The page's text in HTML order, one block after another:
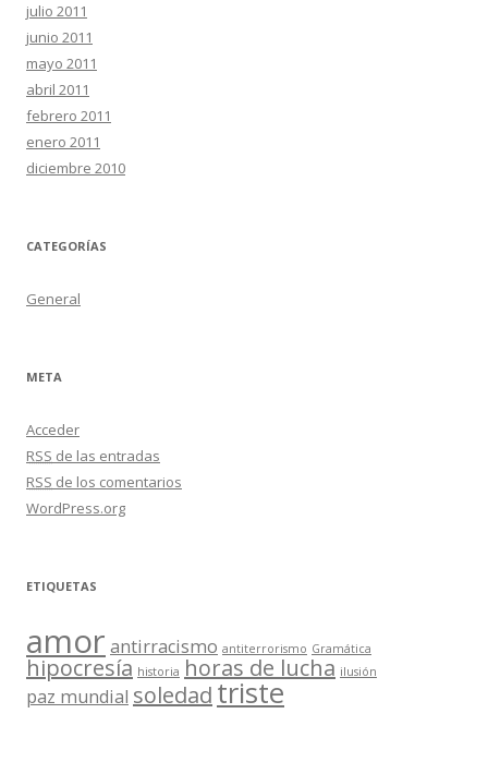
julio 2011
junio 2011
mayo 2011
abril 2011
febrero 2011
enero 2011
diciembre 2010
CATEGORÍAS
General
META
Acceder
RSS de las entradas
RSS de los comentarios
WordPress.org
ETIQUETAS
amor antirracismo antiterrorismo Gramática
hipocresía historia horas de lucha ilusión
paz mundial soledad triste